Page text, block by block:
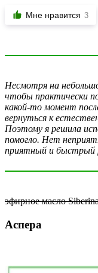
Мне нравится 3
Несмотря на
чтобы практически
какой-то момент
вернуться к
Поэтому я решила
помогло. Нет
приятный и быстрый
эфирное масло
Аспера